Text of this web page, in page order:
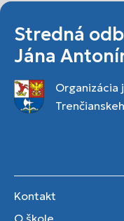
Stredná
Jána
Organizácia
Kontakt
O škole